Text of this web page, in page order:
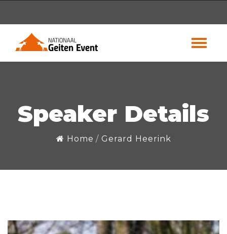
Speaker Details
Home Gerard Heerink